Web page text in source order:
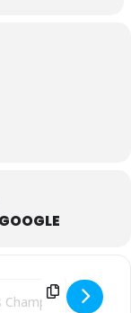
cyclisme
- Bourse